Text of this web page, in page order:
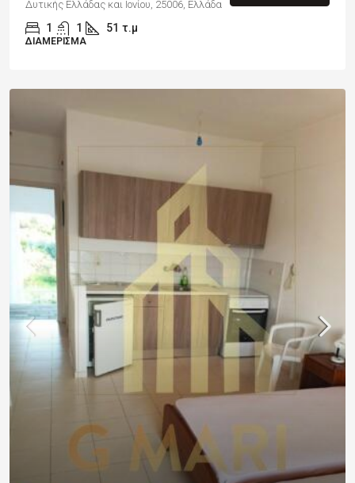
Δυτικής Ελλάδας και Ιονίου, 25006, Ελλάδα
1 1 51 τ.μ
ΔΙΑΜΈΡΙΣΜΑ